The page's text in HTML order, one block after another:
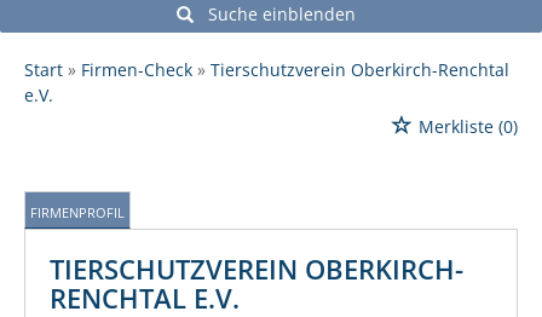
Suche einblenden
Start Firmen-Check
Tierschutzverein Oberkirch-Renchtal
e.V.
Merkliste (0)
FIRMENPROFIL
TIERSCHUTZVEREIN OBERKIRCH-
RENCHTAL E.V.